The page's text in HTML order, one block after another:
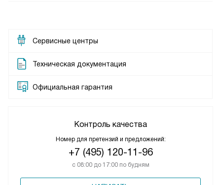
Сервисные центры
Техническая документация
Официальная гарантия
Контроль качества
Номер для претензий и предложений:
+7 (495) 120-11-96
с 08:00 до 17:00 по будням